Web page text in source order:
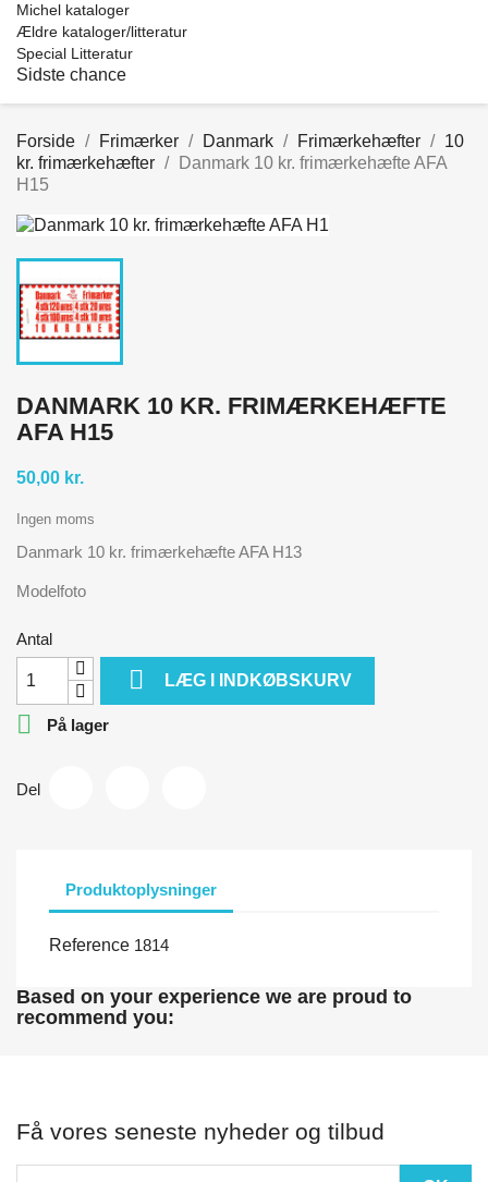
Michel kataloger
Ældre kataloger/litteratur
Special Litteratur
Sidste chance
Forside Frimærker Danmark Frimærkehæfter
10
kr. frimærkehæfter
Danmark 10 kr. frimærkehæfte AFA
H15
DANMARK 10 KR. FRIMÆRKEHÆFTE
AFA H15
50,00 kr.
Ingen moms
Danmark 10 kr. frimærkehæfte AFA H13
Modelfoto
Antal
 LÆG I INDKØBSKURV
 På lager
Del
Produktoplysninger
Reference 1814
Based on your experience we are proud to
recommend you:
Få vores seneste nyheder og tilbud